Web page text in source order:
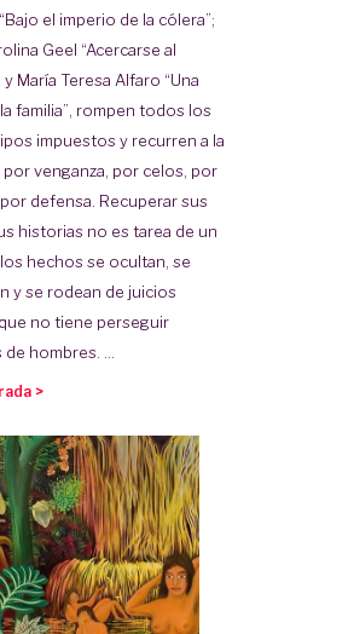
el imperio de la cólera”;
Geel “Acercarse al
María Teresa Alfaro “Una
familia”, rompen todos los
impuestos y recurren a la
venganza, por celos, por
defensa. Recuperar sus
historias no es tarea de un
hechos se ocultan, se
y se rodean de juicios
no tiene perseguir
hombres. ...
>